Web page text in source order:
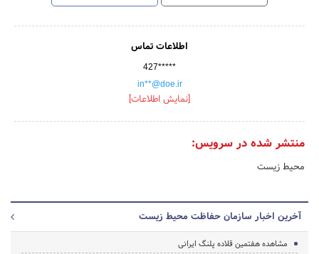
اطلاعات تماس
427*****
in**@doe.ir
[نمایش اطلاعات]
منتشر شده در سرویس:
محیط زیست
آخرین اخبار سازمان حفاظت محیط زیست
مشاهده هفتمین قلاده پلنگ ایرانی